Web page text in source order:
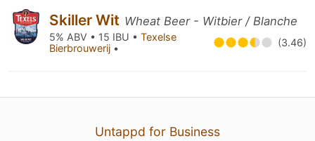
Skiller Wit Wheat Beer - Witbier / Blanche
5% ABV • 15 IBU • Texelse
Bierbrouwerij • (3.46)
Untappd for Business